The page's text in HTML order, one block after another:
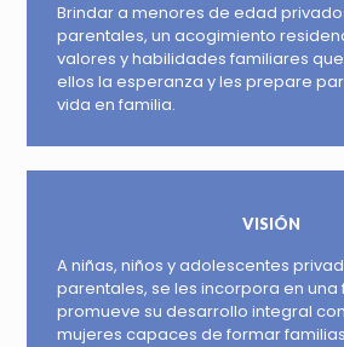
Brindar a menores de edad
parentales, un acogimiento
valores y habilidades familiares
ellos la esperanza y les prepare
vida en familia.
VISIÓN
A niñas, niños y adolescentes
parentales, se les incorpora en una
promueve su desarrollo integral
mujeres capaces de formar